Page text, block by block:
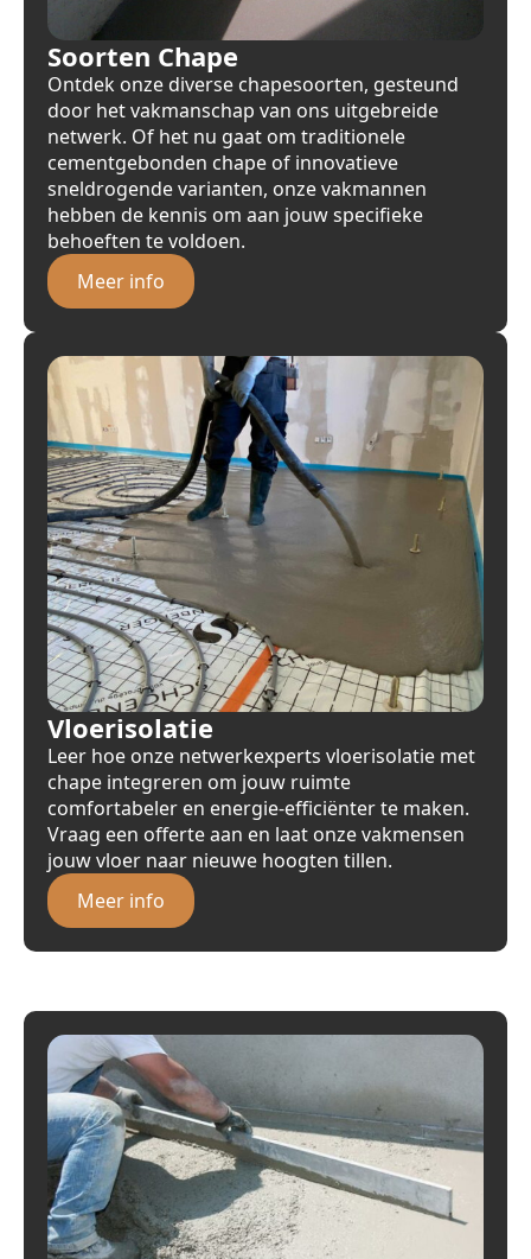
Soorten Chape
Ontdek onze diverse chapesoorten, gesteund
door het vakmanschap van ons uitgebreide
netwerk. Of het nu gaat om traditionele
cementgebonden chape of innovatieve
sneldrogende varianten, onze vakmannen
hebben de kennis om aan jouw specifieke
behoeften te voldoen.
Meer info
Vloerisolatie
Leer hoe onze netwerkexperts vloerisolatie met
chape integreren om jouw ruimte
comfortabeler en energie-efficiënter te maken.
Vraag een offerte aan en laat onze vakmensen
jouw vloer naar nieuwe hoogten tillen.
Meer info